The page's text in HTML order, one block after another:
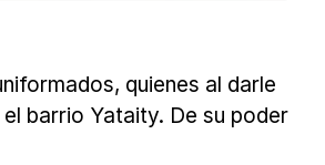
quienes al darle
barrio Yataity. De su poder